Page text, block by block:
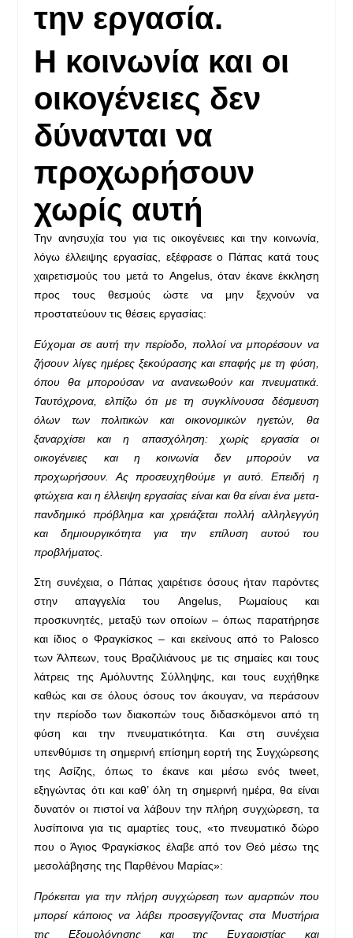
την εργασία.
Η κοινωνία και οι
οικογένειες δεν
δύνανται να
προχωρήσουν
χωρίς αυτή
Την ανησυχία του για τις οικογένειες και την κοινωνία,
λόγω έλλειψης εργασίας, εξέφρασε ο Πάπας κατά τους
χαιρετισμούς του μετά το Angelus, όταν έκανε έκκληση
προς τους θεσμούς ώστε να μην ξεχνούν να
προστατεύουν τις θέσεις εργασίας:
Εύχομαι σε αυτή την περίοδο, πολλοί να μπορέσουν να
ζήσουν λίγες ημέρες ξεκούρασης και επαφής με τη φύση,
όπου θα μπορούσαν να ανανεωθούν και πνευματικά.
Ταυτόχρονα, ελπίζω ότι με τη συγκλίνουσα δέσμευση
όλων των πολιτικών και οικονομικών ηγετών, θα
ξαναρχίσει και η απασχόληση: χωρίς εργασία οι
οικογένειες και η κοινωνία δεν μπορούν να
προχωρήσουν. Ας προσευχηθούμε γι αυτό. Επειδή η
φτώχεια και η έλλειψη εργασίας είναι και θα είναι ένα μετα-
πανδημικό πρόβλημα και χρειάζεται πολλή αλληλεγγύη
και δημιουργικότητα για την επίλυση αυτού του
προβλήματος.
Στη συνέχεια, ο Πάπας χαιρέτισε όσους ήταν παρόντες
στην απαγγελία του Angelus, Ρωμαίους και
προσκυνητές, μεταξύ των οποίων – όπως παρατήρησε
και ίδιος ο Φραγκίσκος – και εκείνους από το Palosco
των Άλπεων, τους Βραζιλιάνους με τις σημαίες και τους
λάτρεις της Αμόλυντης Σύλληψης, και τους ευχήθηκε
καθώς και σε όλους όσους τον άκουγαν, να περάσουν
την περίοδο των διακοπών τους διδασκόμενοι από τη
φύση και την πνευματικότητα. Και στη συνέχεια
υπενθύμισε τη σημερινή επίσημη εορτή της Συγχώρεσης
της Ασίζης, όπως το έκανε και μέσω ενός tweet,
εξηγώντας ότι και καθ’ όλη τη σημερινή ημέρα, θα είναι
δυνατόν οι πιστοί να λάβουν την πλήρη συγχώρεση, τα
λυσίποινα για τις αμαρτίες τους, «το πνευματικό δώρο
που ο Άγιος Φραγκίσκος έλαβε από τον Θεό μέσω της
μεσολάβησης της Παρθένου Μαρίας»:
Πρόκειται για την πλήρη συγχώρεση των αμαρτιών που
μπορεί κάποιος να λάβει προσεγγίζοντας στα Μυστήρια
της Εξομολόγησης και της Ευχαριστίας και